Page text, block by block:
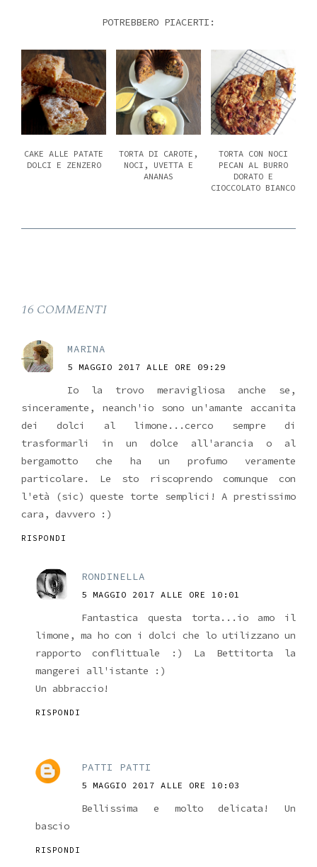
POTREBBERO PIACERTI:
CAKE ALLE PATATE
DOLCI E ZENZERO
TORTA DI CAROTE,
NOCI, UVETTA E
ANANAS
TORTA CON NOCI
PECAN AL BURRO
DORATO E
CIOCCOLATO BIANCO
16 COMMENTI
MARINA
5 MAGGIO 2017 ALLE ORE 09:29
Io la trovo meravigliosa anche se,
sinceramente, neanch'io sono un'amante accanita
dei dolci al limone...cerco sempre di
trasformarli in un dolce all'arancia o al
bergamotto che ha un profumo veramente
particolare. Le sto riscoprendo comunque con
l'età (sic) queste torte semplici! A prestissimo
cara, davvero :)
RISPONDI
RONDINELLA
5 MAGGIO 2017 ALLE ORE 10:01
Fantastica questa torta...io amo il
limone, ma ho con i dolci che lo utilizzano un
rapporto conflittuale :) La Bettitorta la
mangerei all'istante :)
Un abbraccio!
RISPONDI
PATTI PATTI
5 MAGGIO 2017 ALLE ORE 10:03
Bellissima e molto delicata! Un
bascio
RISPONDI